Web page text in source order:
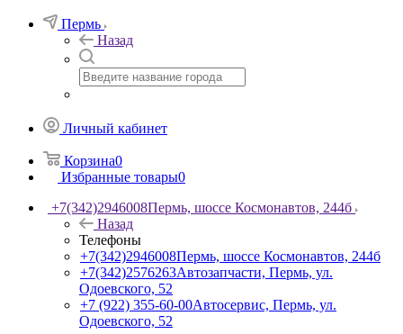
Пермь
Назад
Личный кабинет
Корзина0
Избранные товары0
+7(342)2946008Пермь, шоссе Космонавтов, 244б
Назад
Телефоны
+7(342)2946008Пермь, шоссе Космонавтов, 244б
+7(342)2576263Автозапчасти, Пермь, ул.
Одоевского, 52
+7 (922) 355-60-00Автосервис, Пермь, ул.
Одоевского, 52